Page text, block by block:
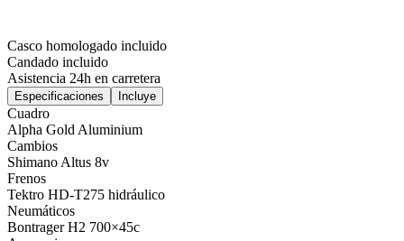
Casco homologado incluido
Candado incluido
Asistencia 24h en carretera
Especificaciones Incluye
Cuadro
Alpha Gold Aluminium
Cambios
Shimano Altus 8v
Frenos
Tektro HD-T275 hidráulico
Neumáticos
Bontrager H2 700×45c